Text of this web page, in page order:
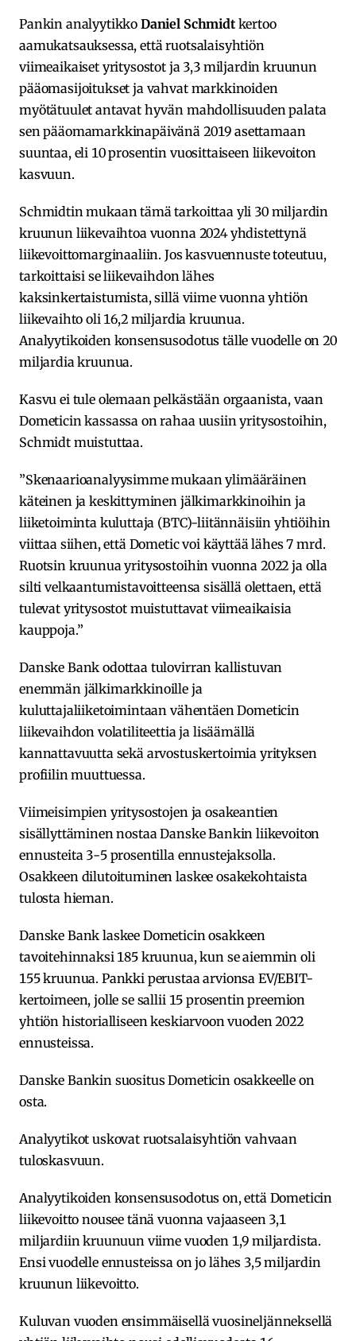
Pankin analyytikko Daniel Schmidtkertoo
aamukatsauksessa, että ruotsalaisyhtiön
viimeaikaiset yritysostot ja 3,3 miljardin kruunun
pääomasijoitukset ja vahvat markkinoiden
myötätuulet antavat hyvän mahdollisuuden palata
sen pääomamarkkinapäivänä 2019 asettamaan
suuntaa, eli 10 prosentin vuosittaiseen liikevoiton
kasvuun.
Schmidtin mukaan tämä tarkoittaa yli 30 miljardin
kruunun liikevaihtoa vuonna 2024 yhdistettynä
liikevoittomarginaaliin. Jos kasvuennuste toteutuu,
tarkoittaisi se liikevaihdon lähes
kaksinkertaistumista, sillä viime vuonna yhtiön
liikevaihto oli 16,2 miljardia kruunua.
Analyytikoiden konsensusodotus tälle vuodelle on 20
miljardia kruunua.
Kasvu ei tule olemaan pelkästään orgaanista, vaan
Dometicin kassassa on rahaa uusiin yritysostoihin,
Schmidt muistuttaa.
”Skenaarioanalyysimme mukaan ylimääräinen
käteinen ja keskittyminen jälkimarkkinoihin ja
liiketoiminta kuluttaja (BTC)-liitännäisiin yhtiöihin
viittaa siihen, että Dometic voi käyttää lähes 7 mrd.
Ruotsin kruunua yritysostoihin vuonna 2022 ja olla
silti velkaantumistavoitteensa sisällä olettaen, että
tulevat yritysostot muistuttavat viimeaikaisia
kauppoja.”
Danske Bank odottaa tulovirran kallistuvan
enemmän jälkimarkkinoille ja
kuluttajaliiketoimintaan vähentäen Dometicin
liikevaihdon volatiliteettia ja lisäämällä
kannattavuutta sekä arvostuskertoimia yrityksen
profiilin muuttuessa.
Viimeisimpien yritysostojen ja osakeantien
sisällyttäminen nostaa Danske Bankin liikevoiton
ennusteita 3-5 prosentilla ennustejaksolla.
Osakkeen dilutoituminen laskee osakekohtaista
tulosta hieman.
Danske Bank laskee Dometicin osakkeen
tavoitehinnaksi 185 kruunua, kun se aiemmin oli
155 kruunua. Pankki perustaa arvionsa EV/EBIT-
kertoimeen, jolle se sallii 15 prosentin preemion
yhtiön historialliseen keskiarvoon vuoden 2022
ennusteissa.
Danske Bankin suositus Dometicin osakkeelle on
osta.
Analyytikot uskovat ruotsalaisyhtiön vahvaan
tuloskasvuun.
Analyytikoiden konsensusodotus on, että Dometicin
liikevoitto nousee tänä vuonna vajaaseen 3,1
miljardiin kruunuun viime vuoden 1,9 miljardista.
Ensi vuodelle ennusteissa on jo lähes 3,5 miljardin
kruunun liikevoitto.
Kuluvan vuoden ensimmäisellä vuosineljänneksellä